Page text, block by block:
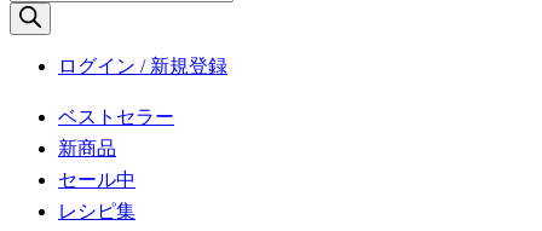
品
検
ログイン / 新規登録
ベストセラー
新商品
セール中
レシピ集